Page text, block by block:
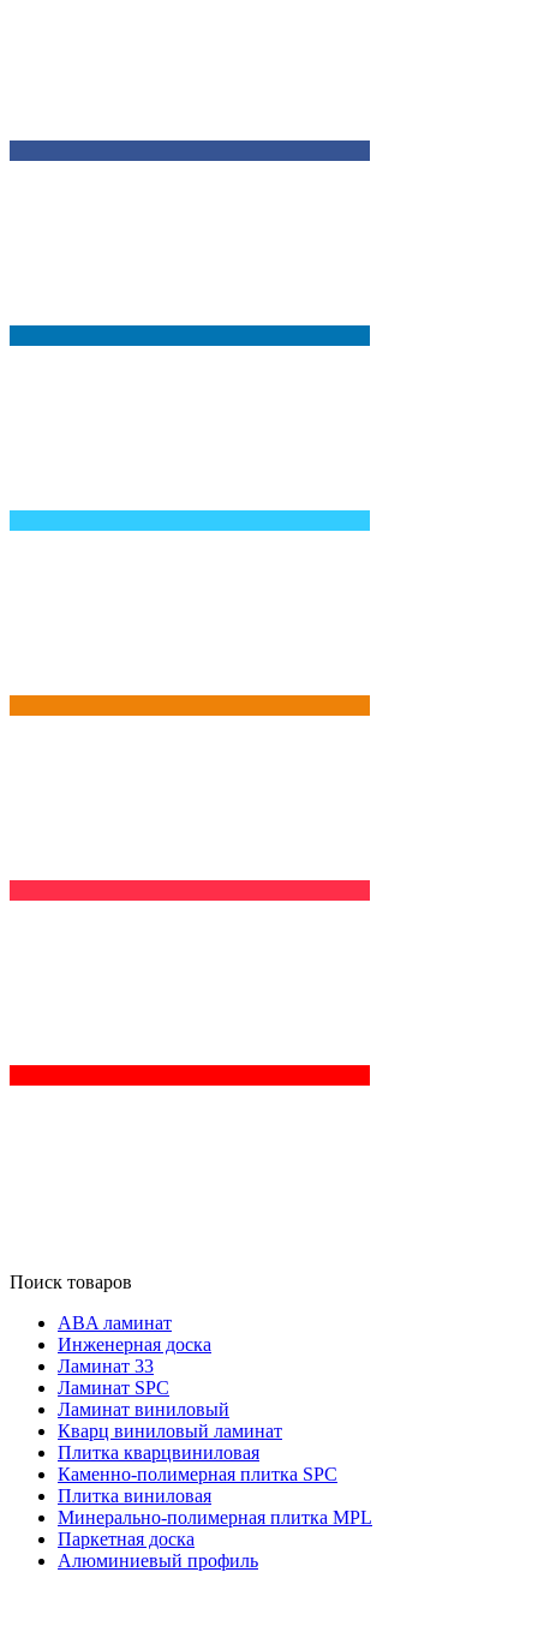
Поиск товаров
ABA ламинат
Инженерная доска
Ламинат 33
Ламинат SPC
Ламинат виниловый
Кварц виниловый ламинат
Плитка кварцвиниловая
Каменно-полимерная плитка SPC
Плитка виниловая
Минерально-полимерная плитка MPL
Паркетная доска
Алюминиевый профиль